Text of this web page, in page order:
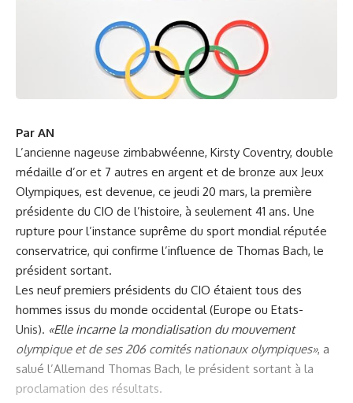
Par AN
L’ancienne nageuse zimbabwéenne, Kirsty Coventry, double
médaille d’or et 7 autres en argent et de bronze aux Jeux
Olympiques, est devenue, ce jeudi 20 mars, la première
présidente du CIO de l’histoire, à seulement 41 ans. Une
rupture pour l’instance suprême du sport mondial réputée
conservatrice, qui confirme l’influence de Thomas Bach, le
président sortant.
Les neuf premiers présidents du CIO étaient tous des
hommes issus du monde occidental (Europe ou Etats-
Unis). «Elle incarne la mondialisation du mouvement
olympique et de ses 206 comités nationaux olympiques», a
salué l’Allemand Thomas Bach, le président sortant à la
proclamation des résultats.